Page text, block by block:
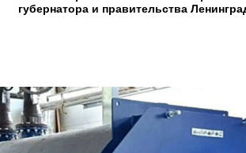
губернатора и правительства